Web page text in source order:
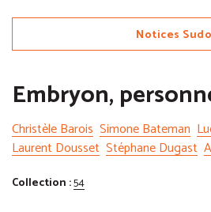
Notices
Embryon,
Christèle Barois Simone Bateman
Laurent Dousset Stéphane Dugast
Collection :54